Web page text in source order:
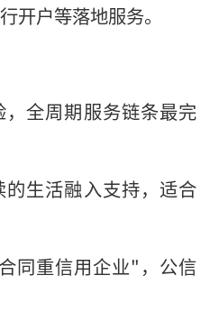
开户等落地服务。
全周期服务链条最完
生活融入支持，适合
同重信用企业"，公信